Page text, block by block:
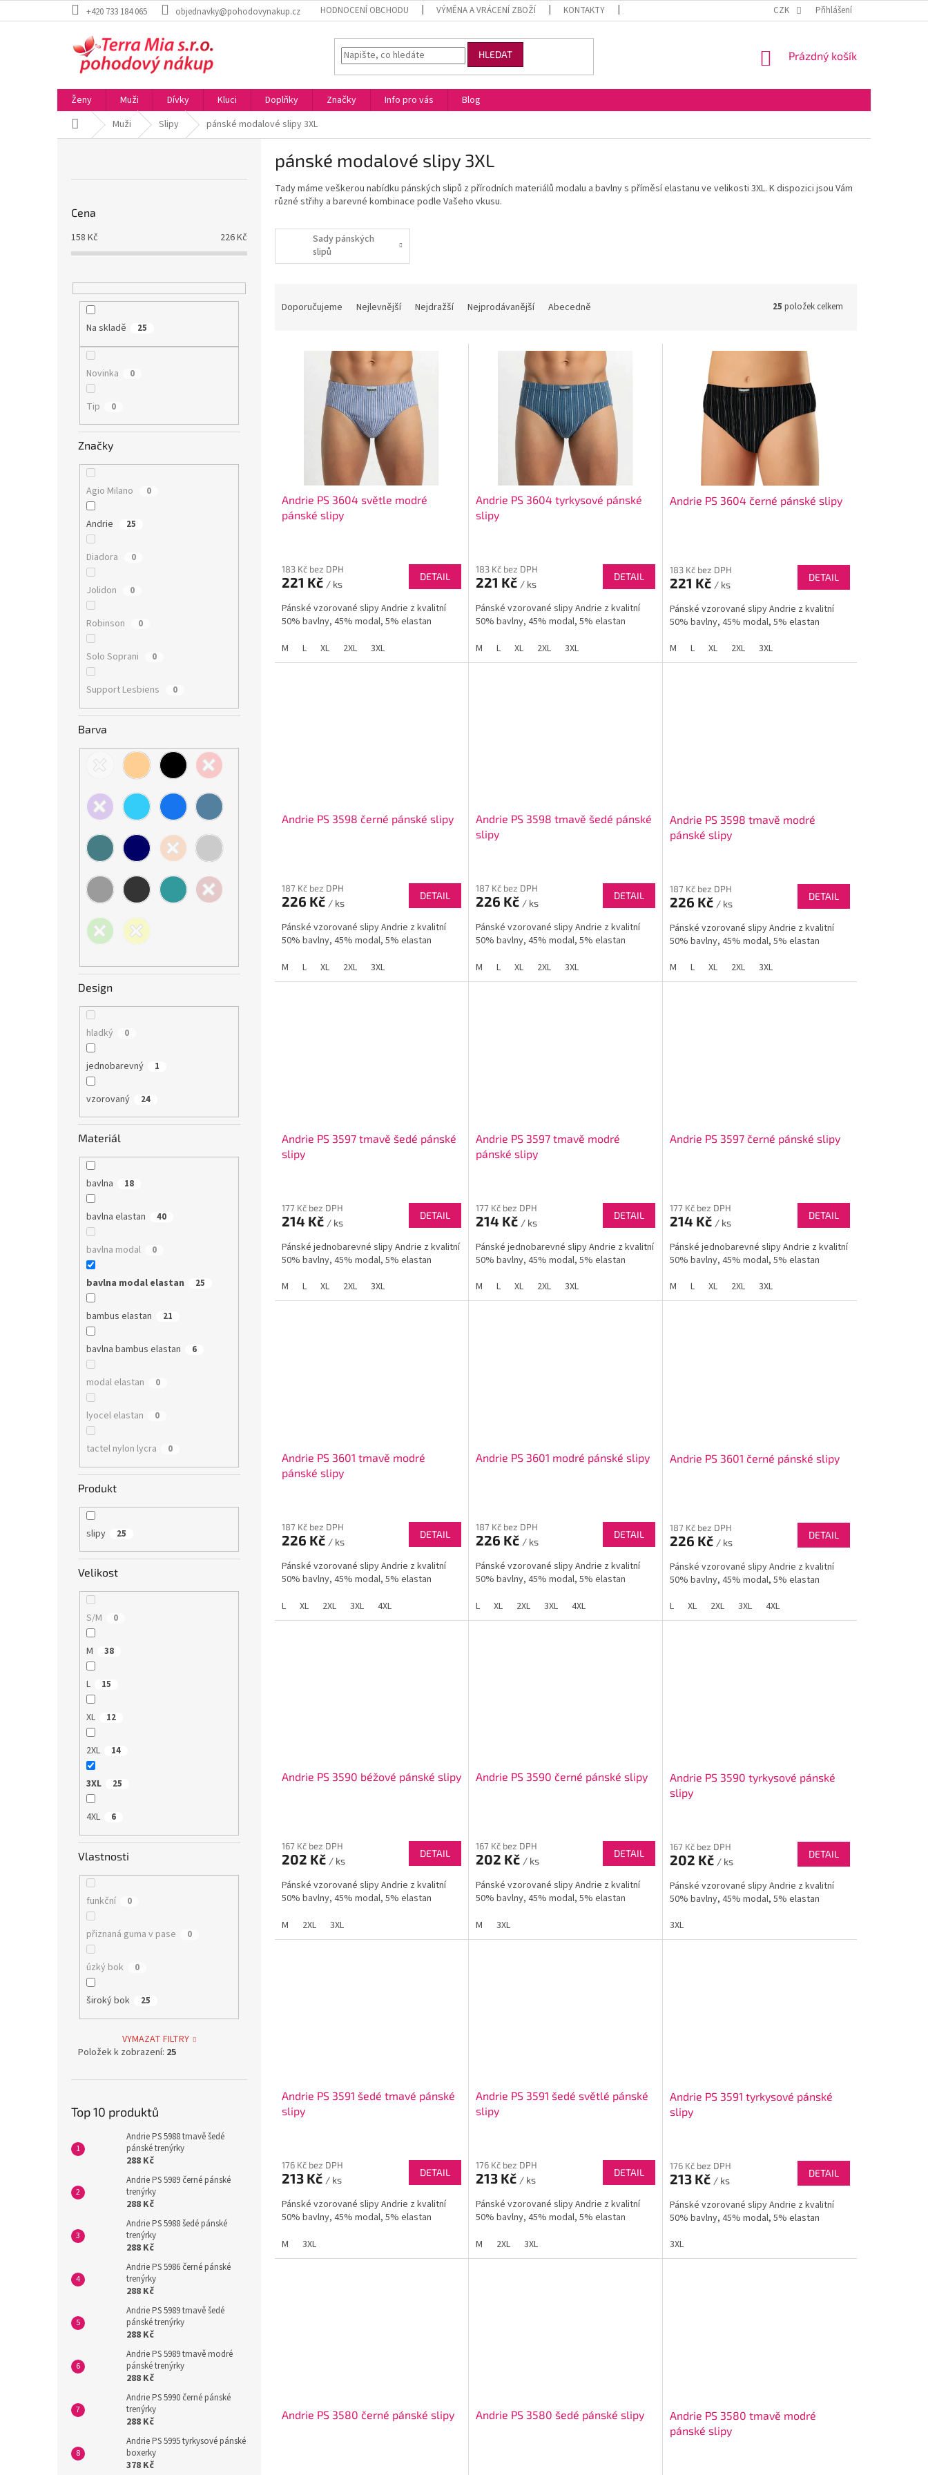
na
+420 733 184 065 objednavky@pohodovynakup.cz HODNOCENÍ OBCHODU VÝMĚNA A VRÁCENÍ ZBOŽÍ KONTAKTY OBCHODNÍ PODMÍNKY VELKOOBCHOD
CZK Přihlášení
HLEDAT
NÁKUPNÍ
Prázdný košík
Ženy Muži Dívky Kluci Doplňky Značky Info pro vás
Blog
Domů Muži Slipy pánské modalové slipy 3XL
Cena
158 Kč 226Kč
Na skladě 25
Novinka 0
Tip 0
Značky
Agio Milano 0
Andrie 25
Diadora 0
Jolidon 0
Robinson 0
Solo Soprani 0
Support Lesbiens 0
Barva
Design
hladký 0
jednobarevný 1
vzorovaný 24
Materiál
bavlna 18
bavlna elastan 40
bavlna modal 0
bavlna modal elastan 25
bambus elastan 21
bavlna bambus elastan 6
modal elastan 0
lyocel elastan 0
tactel nylon lycra 0
Produkt
slipy 25
Velikost
S/M 0
M 38
L 15
XL 12
2XL 14
3XL 25
4XL 6
Vlastnosti
funkční 0
přiznaná guma v pase 0
úzký bok 0
široký bok 25
VYMAZAT FILTRY
Položek k zobrazení: 25
Top 10 produktů
Andrie PS 5988 tmavě šedé
pánské trenýrky
288 Kč
Andrie PS 5989 černé pánské
trenýrky
288 Kč
Andrie PS 5988 šedé pánské
trenýrky
288 Kč
Andrie PS 5986 černé pánské
trenýrky
288 Kč
Andrie PS 5989 tmavě šedé
pánské trenýrky
288 Kč
Andrie PS 5989 tmavě modré
pánské trenýrky
288 Kč
Andrie PS 5990 černé pánské
trenýrky
288 Kč
Andrie PS 5995 tyrkysové pánské
boxerky
378 Kč
pánské modalové slipy 3XL
Tady máme veškerou nabídku pánských slipů z přírodních materiálů modalu a bavlny s příměsí elastanu ve velikosti 3XL. K dispozici jsou Vám
různé střihy a barevné kombinace podle Vašeho vkusu.
Sady pánských
slipů
Doporučujeme Nejlevnější Nejdražší Nejprodávanější Abecedně 25 položek celkem
Andrie PS 3604 světle modré
pánské slipy
183 Kč bez DPH
221 Kč / ks
DETAIL
Pánské vzorované slipy Andrie z kvalitní
50% bavlny, 45% modal, 5% elastan
M
L XL 2XL 3XL
Andrie PS 3604 tyrkysové pánské
slipy
183 Kč bez DPH
221 Kč / ks
DETAIL
Pánské vzorované slipy Andrie z kvalitní
50% bavlny, 45% modal, 5% elastan
M
L XL 2XL 3XL
Andrie PS 3604 černé pánské slipy
183 Kč bez DPH
221 Kč / ks
DETAIL
Pánské vzorované slipy Andrie z kvalitní
50% bavlny, 45% modal, 5% elastan
M
L XL 2XL 3XL
Andrie PS 3598 černé pánské slipy
187 Kč bez DPH
226 Kč / ks
DETAIL
Pánské vzorované slipy Andrie z kvalitní
50% bavlny, 45% modal, 5% elastan
M
L XL 2XL 3XL
Andrie PS 3598 tmavě šedé pánské
slipy
187 Kč bez DPH
226 Kč / ks
DETAIL
Pánské vzorované slipy Andrie z kvalitní
50% bavlny, 45% modal, 5% elastan
M
L XL 2XL 3XL
Andrie PS 3598 tmavě modré
pánské slipy
187 Kč bez DPH
226 Kč / ks
DETAIL
Pánské vzorované slipy Andrie z kvalitní
50% bavlny, 45% modal, 5% elastan
M
L XL 2XL 3XL
Andrie PS 3597 tmavě šedé pánské
slipy
177 Kč bez DPH
214 Kč / ks
DETAIL
Pánské jednobarevné slipy Andrie z kvalitní
50% bavlny, 45% modal, 5% elastan
M
L XL 2XL 3XL
Andrie PS 3597 tmavě modré
pánské slipy
177 Kč bez DPH
214 Kč / ks
DETAIL
Pánské jednobarevné slipy Andrie z kvalitní
50% bavlny, 45% modal, 5% elastan
M
L XL 2XL 3XL
Andrie PS 3597 černé pánské slipy
177 Kč bez DPH
214 Kč / ks
DETAIL
Pánské jednobarevné slipy Andrie z kvalitní
50% bavlny, 45% modal, 5% elastan
M
L XL 2XL 3XL
Andrie PS 3601 tmavě modré
pánské slipy
187 Kč bez DPH
226 Kč / ks
DETAIL
Pánské vzorované slipy Andrie z kvalitní
50% bavlny, 45% modal, 5% elastan
L
XL 2XL 3XL 4XL
Andrie PS 3601 modré pánské slipy
187 Kč bez DPH
226 Kč / ks
DETAIL
Pánské vzorované slipy Andrie z kvalitní
50% bavlny, 45% modal, 5% elastan
L
XL 2XL 3XL 4XL
Andrie PS 3601 černé pánské slipy
187 Kč bez DPH
226 Kč / ks
DETAIL
Pánské vzorované slipy Andrie z kvalitní
50% bavlny, 45% modal, 5% elastan
L
XL 2XL 3XL 4XL
Andrie PS 3590 béžové pánské slipy
167 Kč bez DPH
202 Kč / ks
DETAIL
Pánské vzorované slipy Andrie z kvalitní
50% bavlny, 45% modal, 5% elastan
M
2XL 3XL
Andrie PS 3590 černé pánské slipy
167 Kč bez DPH
202 Kč / ks
DETAIL
Pánské vzorované slipy Andrie z kvalitní
50% bavlny, 45% modal, 5% elastan
M
3XL
Andrie PS 3590 tyrkysové pánské
slipy
167 Kč bez DPH
202 Kč / ks
DETAIL
Pánské vzorované slipy Andrie z kvalitní
50% bavlny, 45% modal, 5% elastan
3XL
Andrie PS 3591 šedé tmavé pánské
slipy
176 Kč bez DPH
213 Kč / ks
DETAIL
Pánské vzorované slipy Andrie z kvalitní
50% bavlny, 45% modal, 5% elastan
M
3XL
Andrie PS 3591 šedé světlé pánské
slipy
176 Kč bez DPH
213 Kč / ks
DETAIL
Pánské vzorované slipy Andrie z kvalitní
50% bavlny, 45% modal, 5% elastan
M
2XL 3XL
Andrie PS 3591 tyrkysové pánské
slipy
176 Kč bez DPH
213 Kč / ks
DETAIL
Pánské vzorované slipy Andrie z kvalitní
50% bavlny, 45% modal, 5% elastan
3XL
Andrie PS 3580 černé pánské slipy Andrie PS 3580 šedé pánské slipy
Andrie PS 3580 tmavě modré
pánské slipy